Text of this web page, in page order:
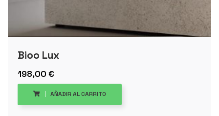
Bioo Lux
198,00 €
AÑADIR AL CARRITO